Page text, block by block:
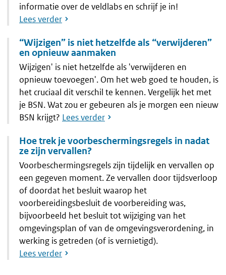
informatie over de veldlabs en schrijf je in!
Lees verder
“Wijzigen” is niet hetzelfde als “verwijderen”
en opnieuw aanmaken
Wijzigen' is niet hetzelfde als 'verwijderen en
opnieuw toevoegen'. Om het web goed te houden, is
het cruciaal dit verschil te kennen. Vergelijk het met
je BSN. Wat zou er gebeuren als je morgen een nieuw
BSN krijgt? Lees verder
Hoe trek je voorbeschermingsregels in nadat
ze zijn vervallen?
Voorbeschermingsregels zijn tijdelijk en vervallen op
een gegeven moment. Ze vervallen door tijdsverloop
of doordat het besluit waarop het
voorbereidingsbesluit de voorbereiding was,
bijvoorbeeld het besluit tot wijziging van het
omgevingsplan of van de omgevingsverordening, in
werking is getreden (of is vernietigd).
Lees verder